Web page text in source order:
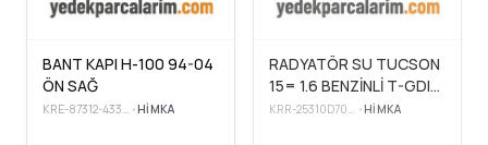
BANT KAPI H-100 94-04
ÖN SAĞ
•HIMKA
RADYATÖR SU TUCSON
15= 1.6 BENZİNLİ T-GDI
4×4 (AT)
• HIMKA